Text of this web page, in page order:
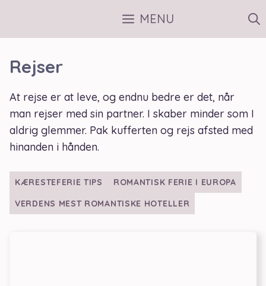
indhold
MENU
Rejser
At rejse er at leve, og endnu bedre er det, når
man rejser med sin partner. I skaber minder som I
aldrig glemmer. Pak kufferten og rejs afsted med
hinanden i hånden.
KÆRESTEFERIE TIPS
ROMANTISK FERIE I EUROPA
VERDENS MEST ROMANTISKE HOTELLER